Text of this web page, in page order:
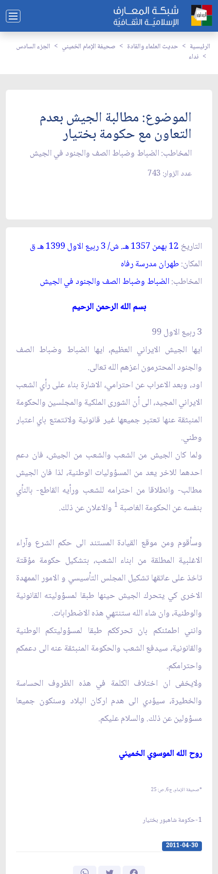
الرئيسية حديث العلماء والقادة صحيفة الإمام الخميني
الجزء السادس
نداء
الموضوع: مطالبة الجيش بعدم
التعاون مع حكومة بختيار
المخاطب: الضباط وضباط الصف والجنود في الجيش‏
عدد الزوار: 743
التاريخ 12 بهمن 1357 هـ. ش/ 3 ربيع الاول 1399 هـق‏
المكان: طهران مدرسة رفاه‏
المخاطب:الضباط وضباط الصف والجنود في الجيش‏
بسم الله الرحمن الرحيم‏
3 ربيع الاول 99
ايها الجيش الايراني العظيم، ايها الضباط وضباط الصف
والجنود المحترمون اعزهم الله تعالى.
اود، وبعد الاعراب عن احترامي، الاشارة بناء على رأي الشعب
الايراني المجيد، الى أن الشورى الملكية والمجلسين والحكومة
المنبثقة عنها تعتبر جميعها غير قانونية ولاتتمتع باي اعتبار
وطني.
ولما كان الجيش من الشعب والشعب من الجيش، فان دعم
احدهما للاخر يعد من المسؤوليات الوطنية، لذا فان الجيش
مطالب- وانطلاقا من احترامه للشعب ورأيه القاطع- بالنأي
بنفسه عن الحكومة الغاصبة 1 والاعلان عن ذلك.
وسأقوم ومن موقع القيادة المستند الى حكم الشرع وآراء
الاغلبية المطلقة من ابناء الشعب، بتشكيل حكومة مؤقتة
تاخذ على عاتقها تشكيل المجلس التأسيسي و الامور الممهدة
الاخرى كي يتحرك الجيش حينها طبقا لمسؤوليته القانونية
والوطنية، وان شاء الله ستنتهي هذه الاضطرابات.
وانني اطمئنكم بان تحرككم طبقا لمسؤوليتكم الوطنية
والقانونية، سيدفع الشعب والحكومة المنبثقة عنه الى دعمكم
واحترامكم.
ولايخفى ان اختلاف الكلمة في هذه الظروف الحساسة
والخطيرة، سيؤدي الى هدم اركان البلاد وسنكون جميعا
مسؤولين عن ذلك. والسلام عليكم.
روح الله الموسوي الخميني‏
*صحيفة الإمام، ج‏6، ص: 25
1-حكومة شاهبور بختيار
2011-04-30